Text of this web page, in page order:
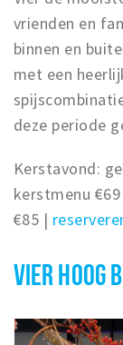
vrienden en
binnen en
met een
deze periode
Kerstavond:
kerstmenu
€85 |
VIER HOOG